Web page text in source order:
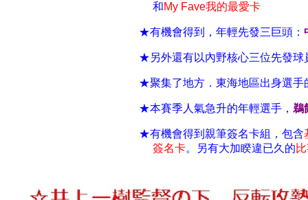
和My Fave我的最愛卡
★有機會得到，年輕先發三巨頭：
★另外還有以內野核心三位先發球
★聚集了地方．東海地區出身選手
★本賽季人氣急升的年輕選手， 鵜
★有機會得到親筆簽名卡組，包含
簽名卡。另有大加睽違已久的